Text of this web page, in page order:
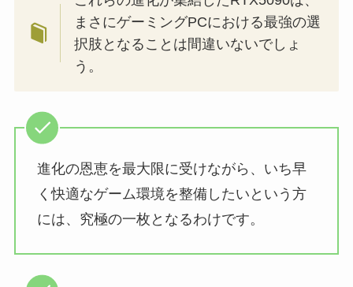
まさにゲーミングPCにおける最強の選
択肢となることは間違いないでしょ
う。
進化の恩恵を最大限に受けながら、いち早
く快適なゲーム環境を整備したいという方
には、究極の一枚となるわけです。